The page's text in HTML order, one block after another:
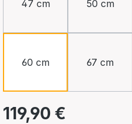
Regulärer Preis:
119,90 €
47 cm 50 cm
60 cm 67 cm